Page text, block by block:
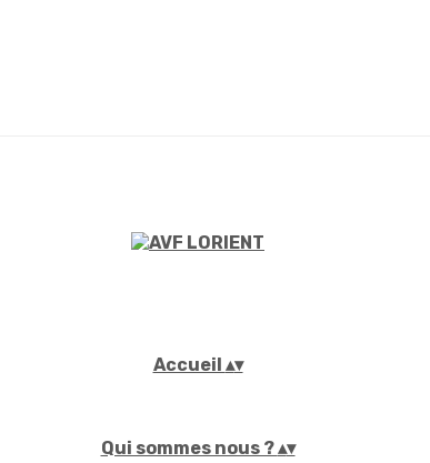
Accueil ▴▾
Qui sommes nous ?▴▾